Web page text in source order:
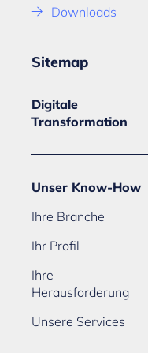
Downloads
Sitemap
Digitale
Transformation
Unser Know-How
Ihre Branche
Ihr Profil
Ihre
Herausforderung
Unsere Services